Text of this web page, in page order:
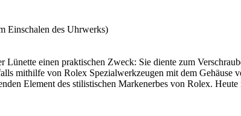
Einschalen des Uhrwerks)
einen praktischen Zweck: Sie diente zum
mithilfe von Rolex Spezial­werkzeugen mit dem Gehäuse
Element des stilistischen Markenerbes von Rolex.